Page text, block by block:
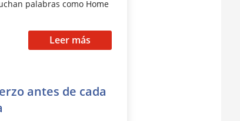
palabras como Home
Leer más
antes de cada